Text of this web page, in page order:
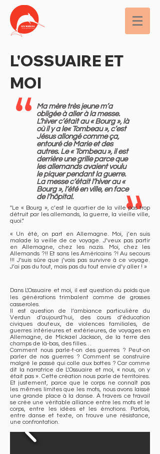
L'OSSUAIRE ET
MOI
Ma mère très jeune m’a
obligée à aller à la messe.
L’hiver c’était au « Bourg », là
où il y a le« Tombeau », c’est
Jésus allongé comme ça,
entouré de Marie et des
autres. Le « Tombeau », il est
derrière une grille parce que
les allemands avaient voulu
le piquer pendant la guerre.
La messe c’était l’hiver au «
Bourg », l’été en ville, en face
de l’hôpital.
"Le « Bourg », c’est le quartier de la ville pas trop
détruit par les allemands, la guerre, la vieille ville,
quoi."
« Un été, on part en Allemagne. Moi, j’en suis
malade la veille de ce voyage. J’veux pas partir
en Allemagne, chez les nazis. Moi, chez les
Allemands ?!! Et sans les Américains ?! Au secours
!!! J’suis sûre que j’vais pas survivre à ce voyage.
J’ai pas du tout, mais pas du tout envie d’y aller ! »
Dans L'Ossuaire et moi, il est question du poids que
les générations trimbalent comme de grosses
casseroles.
Il est question de l’ambiance particulière du
Verdun d’aujourd’hui, des cours d’éducation
civiques douteux, de violences familiales, de
guerres intérieures et extérieures, de voyages en
Allemagne, de Mickael Jackson, de la terre des
champs de là-bas, des filles…
Comment nous parle-t-on des guerres ? Peut-on
parler de nos guerres ? Comment se construire
malgré le passé qui colle aux bottes ? Car comme
dit la narratrice de L’Ossuaire et moi, « nous, on y
était pas ». Cette création nous parle de territoires.
Et justement, parce que le corps ne connaît pas
les mêmes limites que les mots, nous avons laissé
une grande place à la danse. À travers ce travail
se crée une véritable alliance entre les mots et le
corps, entre les idées et les émotions. Parfois,
entre danse et texte, on trouve une résistance,
une confrontation.